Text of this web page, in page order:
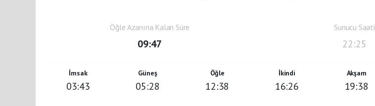
Öğle Azanına Kalan Süre
09:47
Sunucu Saati
22:25
İmsak
03:43
Güneş
05:28
Öğle
12:38
İkindi
16:26
Akşam
19:38